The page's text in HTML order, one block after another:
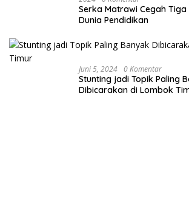
Serka Matrawi Cegah
Dunia Pendidikan
Juni 5, 2024 0 Komentar
Stunting jadi Topik Paling
Dibicarakan di Lombok